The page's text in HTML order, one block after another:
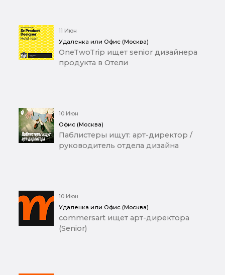
11 Июн
Удаленка или Офис (Москва)
OneTwoTrip ищет senior дизайнера
продукта в Отели
10 Июн
Офис (Москва)
Паблистеры ищут: арт-директор /
руководитель отдела дизайна
10 Июн
Удаленка или Офис (Москва)
commersart ищет арт-директора
(Senior)